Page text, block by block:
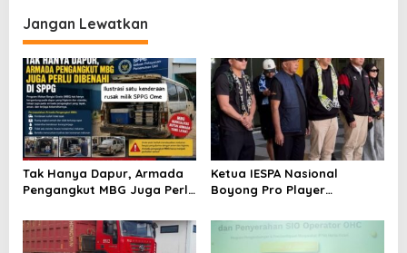
s
Jangan Lewatkan
Tak Hanya Dapur, Armada
Pengangkut MBG Juga Perlu
Utara
Ketua IESPA Nasional
Boyong Pro Player
Suntik Semangat Atlet
Kapolda Cup 2026